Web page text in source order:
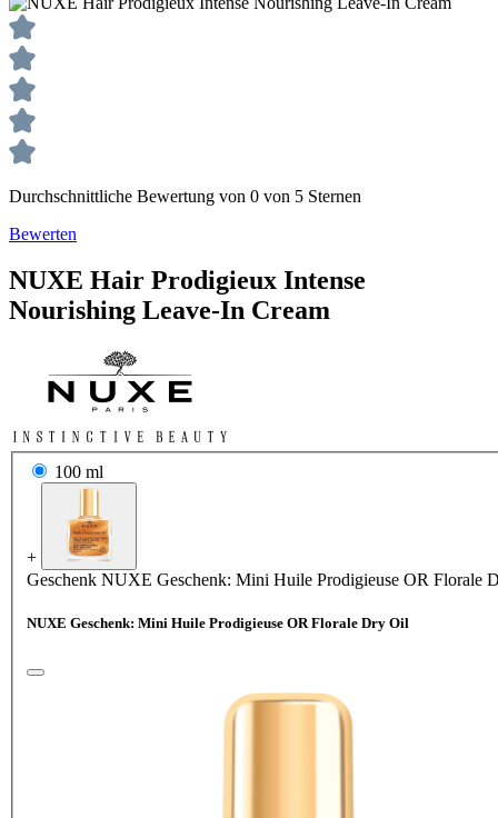
Durchschnittliche Bewertung von 0 von 5 Sternen
Bewerten
NUXE Hair Prodigieux Intense
Nourishing Leave-In Cream
100 ml
+
Geschenk NUXE Geschenk: Mini Huile Prodigieuse OR Florale
NUXE Geschenk: Mini Huile Prodigieuse OR Florale Dry Oil